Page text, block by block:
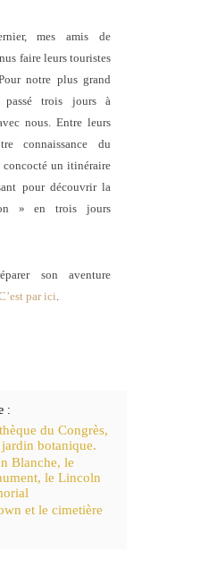
mes amis de
faire leurs touristes
notre plus grand
trois jours à
nous. Entre leurs
connaissance du
concocté un itinéraire
pour découvrir la
» en trois jours
son aventure
par ici.
:
du Congrès,
botanique.
Blanche, le
le Lincoln
et le cimetière